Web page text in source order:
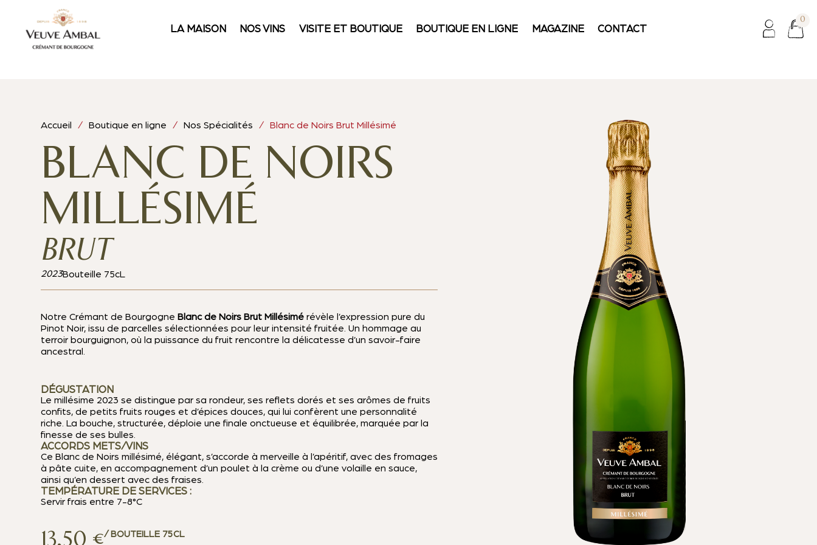
LA MAISON NOS VINS VISITE ET BOUTIQUE BOUTIQUE EN LIGNE MAGAZINE CONTACT
0
Accueil /Boutique en ligne /Nos Spécialités / Blanc de Noirs Brut Millésimé
BLANC DE NOIRS
MILLÉSIMÉ
BRUT
2023Bouteille 75cL
Notre Crémant de Bourgogne Blanc de Noirs Brut Millésimérévèle l’expression pure du
Pinot Noir, issu de parcelles sélectionnées pour leur intensité fruitée. Un hommage au
terroir bourguignon, où la puissance du fruit rencontre la délicatesse d’un savoir-faire
ancestral.
DÉGUSTATION
Le millésime 2023 se distingue par sa rondeur, ses reflets dorés et ses arômes de fruits
confits, de petits fruits rouges et d’épices douces, qui lui confèrent une personnalité
riche. La bouche, structurée, déploie une finale onctueuse et équilibrée, marquée par la
finesse de ses bulles.
ACCORDS METS/VINS
Ce Blanc de Noirs millésimé, élégant, s’accorde à merveille à l’apéritif, avec des fromages
à pâte cuite, en accompagnement d’un poulet à la crème ou d’une volaille en sauce,
ainsi qu’en dessert avec des fraises.
TEMPÉRATURE DE SERVICES :
Servir frais entre 7-8°C
13,50 €/ BOUTEILLE 75CL